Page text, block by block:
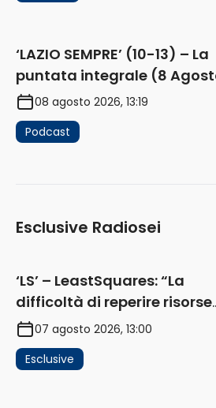
‘LAZIO SEMPRE’ (10-13) – La
puntata integrale (8
08 agosto 2026, 13:19
Podcast
Esclusive Radiosei
‘LS’ – LeastSquares: “La
difficoltà di reperire risorse
impatta sul mercato. Senza
investimenti non arrivano i
ricavi” (AUDIO)
07 agosto 2026, 13:00
Esclusive